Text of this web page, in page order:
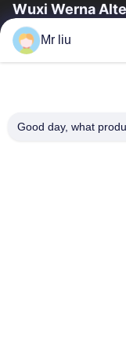
Wuxi Werna
Γρήγοροι
Επισκέψεις Στο
Mr liu
Good day, what